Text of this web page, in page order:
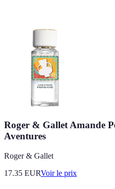
Roger & Gallet Amande
Aventures
Roger & Gallet
17.35 EURVoir le prix